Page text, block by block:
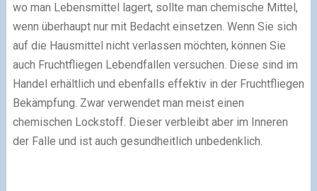
wo man Lebensmittel lagert, sollte man chemische Mittel,
wenn überhaupt nur mit Bedacht einsetzen. Wenn Sie sich
auf die Hausmittel nicht verlassen möchten, können Sie
auch Fruchtfliegen Lebendfallen versuchen. Diese sind im
Handel erhältlich und ebenfalls effektiv in der Fruchtfliegen
Bekämpfung. Zwar verwendet man meist einen
chemischen Lockstoff. Dieser verbleibt aber im Inneren
der Falle und ist auch gesundheitlich unbedenklich.